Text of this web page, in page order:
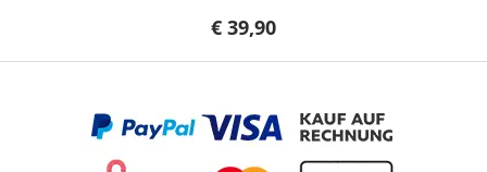
€ 39,90